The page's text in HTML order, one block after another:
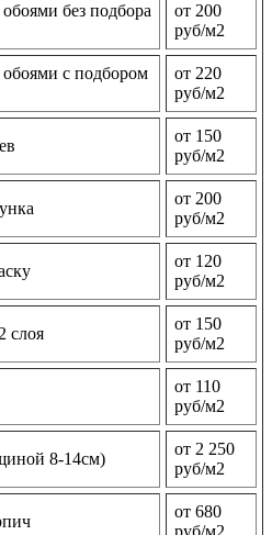
без подбора
от 200
руб/м2
с подбором
от 220
руб/м2
от 150
руб/м2
от 200
руб/м2
от 120
руб/м2
слоя
от 150
руб/м2
от 110
руб/м2
8-14см)
от 2 250
руб/м2
от 680